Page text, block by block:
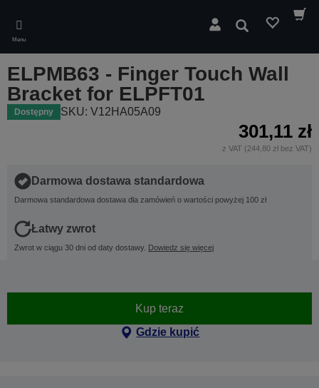
main
content
Menu
Wyszukaj
ELPMB63 - Finger Touch Wall
Bracket for ELPFT01
Dostępny SKU: V12HA05A09
301,11 zł
z VAT (244,80 zł bez VAT)
Darmowa dostawa standardowa
Darmowa standardowa dostawa dla zamówień o wartości powyżej 100 zł
Łatwy zwrot
Zwrot w ciągu 30 dni od daty dostawy. Dowiedz się więcej
Kup teraz
Gdzie kupić